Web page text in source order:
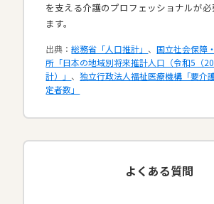
を支える介護のプロフェッショナルが
ます。​
出典：総務省「人口推計」 、国立社会保障
所「日本の地域別将来推計人口（令和5（
計）」 、独立行政法人福祉医療機構「要介
定者数」
よくある質問